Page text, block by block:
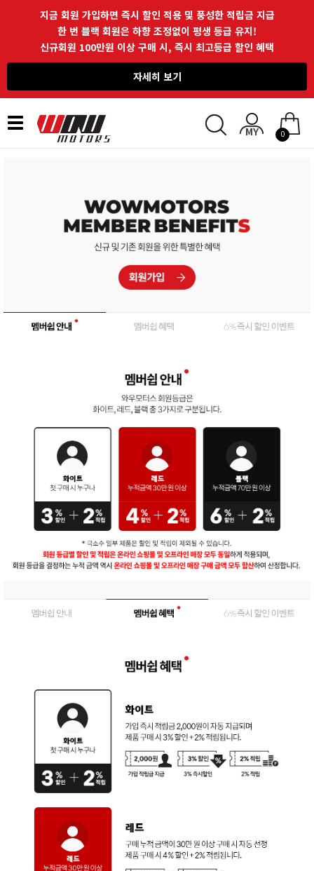
지금 회원 가입하면 즉시 할인 적용 및 풍성한 적립금 지급
한 번 블랙 회원은 하향 조정없이 평생 등급 유지!
신규회원 100만원 이상 구매 시, 즉시 최고등급 할인 혜택
자세히 보기
Toggle
navigation
0